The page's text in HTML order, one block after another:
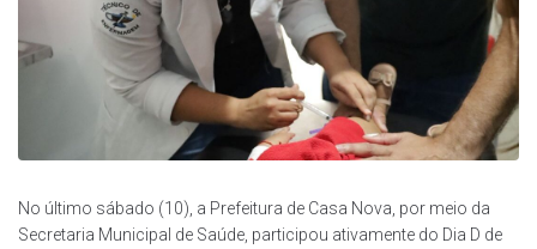
No último sábado (10), a Prefeitura de Casa Nova, por meio da
Secretaria Municipal de Saúde, participou ativamente do Dia D de